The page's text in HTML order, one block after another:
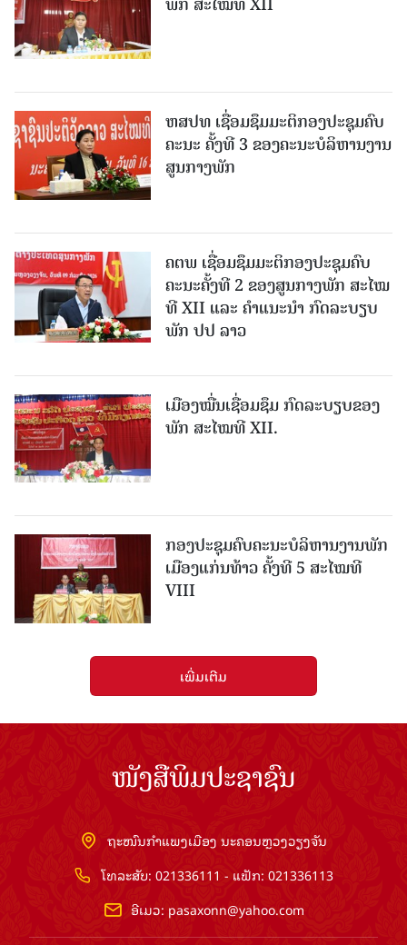
ຫສປທ ເຊື່ອມຊຶມມະຕິກອງປະຊຸມຄົບ
ຄະນະ ຄັ້ງທີ 3 ຂອງຄະນະບໍລິຫານງານ
ສູນກາງພັກ
ຄຕພ ເຊື່ອມຊຶມມະຕິກອງປະຊຸມຄົບ
ຄະນະຄັ້ງທີ 2 ຂອງສູນກາງພັກ ສະໄໝ
ທີ XII ແລະ ຄໍາແນະນໍາ ກົດລະບຽບ
ພັກ ປປ ລາວ
ເມືອງ​ໝື່ນເຊື່ອມຊຶມ ກົດລະບຽບຂອງ
ພັກ ສະໄໝທີ XII.
ກອງປະຊຸມຄົບຄະນະບໍລິຫານງານພັກ
ເມືອງແກ່ນ​ທ້າວ ຄັ້ງທີ 5 ສະໄໝທີ
VIII
ເພີ່ມເຕີມ
ໜັງສືພິມປະຊາຊົນ
ຖະໜົນກຳແພງເມືອງ ນະຄອນຫຼວງວຽງຈັນ
ໂທລະສັບ: 021336111 - ແຟັກ: 021336113
ອີເມວ: pasaxonn@yahoo.com